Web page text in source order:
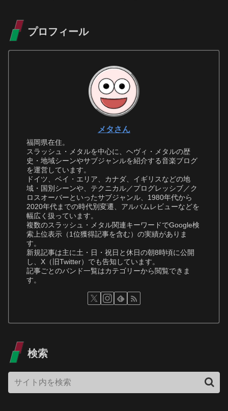
プロフィール
メタさん
福岡県在住。
スラッシュ・メタルを中心に、ヘヴィ・メタルの歴
史・地域シーンやサブジャンルを紹介する音楽ブログ
を運営しています。
ドイツ、ベイ・エリア、カナダ、イギリスなどの地
域・国別シーンや、テクニカル／プログレッシブ／ク
ロスオーバーといったサブジャンル、1980年代から
2020年代までの時代別変遷、アルバムレビューなどを
幅広く扱っています。
複数のスラッシュ・メタル関連キーワードでGoogle検
索上位表示（1位獲得記事を含む）の実績がありま
す。
新規記事は主に土・日・祝日と休日の朝8時頃に公開
し、X（旧Twitter）でも告知しています。
記事ごとのバンド一覧はカテゴリーから閲覧できま
す。
検索